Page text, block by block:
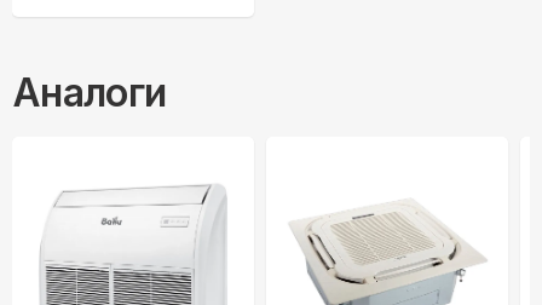
Аналоги